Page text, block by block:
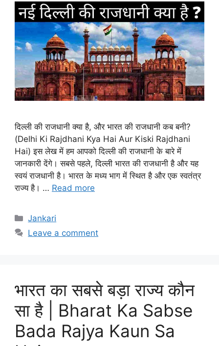
दिल्ली की राजधानी क्या है, और भारत की राजधानी कब बनी?
(Delhi Ki Rajdhani Kya Hai Aur Kiski Rajdhani
Hai) इस लेख में हम आपको दिल्ली की राजधानी के बारे में
जानकारी देंगे। सबसे पहले, दिल्ली भारत की राजधानी है और यह
स्वयं राजधानी है। भारत के मध्य भाग में स्थित है और एक स्वतंत्र
राज्य है। … Read more
Categories
Jankari
Leave a comment
भारत का सबसे बड़ा राज्य कौन
सा है | Bharat Ka Sabse
Bada Rajya Kaun Sa